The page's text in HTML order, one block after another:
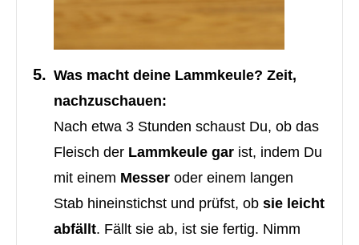
Was macht deine Lammkeule? Zeit,
nachzuschauen:
Nach etwa 3 Stunden schaust Du, ob das
Fleisch der Lammkeule gar ist, indem Du
mit einem Messer oder einem langen
Stab hineinstichst und prüfst, ob sie leicht
abfällt. Fällt sie ab, ist sie fertig. Nimm